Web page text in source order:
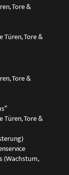
Tore &
Türen, Tore &
Tore &
Türen, Tore &
(Wachstum,